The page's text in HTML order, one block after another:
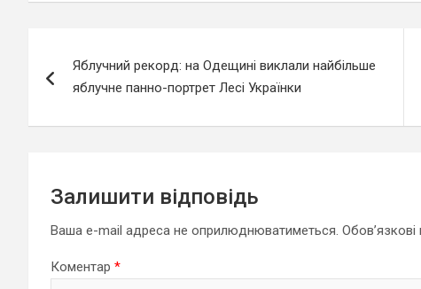
записів
Яблучний рекорд: на Одещині виклали найбільше
яблучне панно-портрет Лесі Українки
Залишити відповідь
Ваша e-mail адреса не оприлюднюватиметься. Обов’язкові
Коментар *